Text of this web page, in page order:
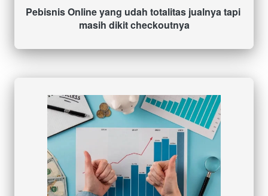
Pebisnis Online yang udah totalitas jualnya tapi
masih dikit checkoutnya